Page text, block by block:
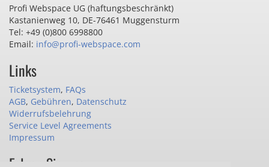
Profi Webspace UG (haftungsbeschränkt)
Kastanienweg 10, DE-76461 Muggensturm
Tel: +49 (0)800 6998800
Email: info@profi-webspace.com
Links
Ticketsystem, FAQs
AGB, Gebühren, Datenschutz
Widerrufsbelehrung
Service Level Agreements
Impressum